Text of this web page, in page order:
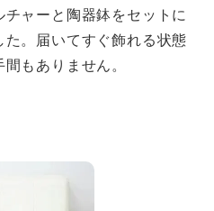
ャーと陶器鉢をセットに
た。届いてすぐ飾れる状態
もありません。